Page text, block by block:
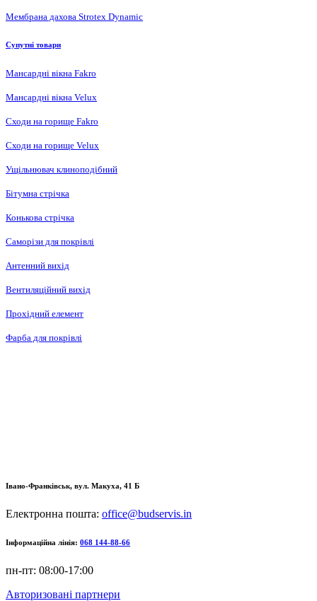
Мембрана дахова Strotex Dynamic
Супутні товари
Мансардні вікна Fakro
Мансардні вікна Velux
Сходи на горище Fakro
Сходи на горище Velux
Ущільнювач клиноподібний
Бітумна стрічка
Конькова стрічка
Саморізи для покрівлі
Антенний вихід
Вентиляційний вихід
Прохідний елемент
Фарба для покрівлі
Івано-Франківськ, вул. Макуха, 41 Б
Електронна пошта: office@budservis.in
Інформаційна лінія: 068 144-88-66
пн-пт: 08:00-17:00
Авторизовані партнери